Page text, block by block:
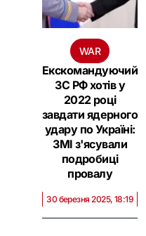
WAR
Екскомандуючий
ЗС РФ хотів у
2022 році
завдати ядерного
удару по Україні:
ЗМІ з'ясували
подробиці
провалу
30 березня 2025, 18:19